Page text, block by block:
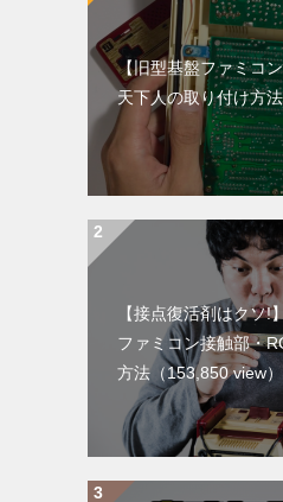
【旧型基盤ファミコ
天下人の取り付け方法
【接点復活剤はクソ!
ファミコン接触部・
方法（153,850 view）